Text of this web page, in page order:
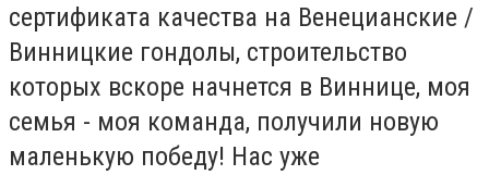
сертификата качества на Венецианские /
Винницкие гондолы, строительство
которых вскоре начнется в Виннице, моя
семья - моя команда, получили новую
маленькую победу! Нас уже